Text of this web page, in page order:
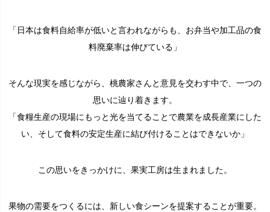
「日本は食料自給率が低いと言われながらも、お弁当や加工品の食
料廃棄率は伸びている」
そんな現実を感じながら、桃農家さんと意見を交わす中で、一つの
思いに辿り着きます。
「食糧生産の現場にもっと光を当てることで農業を成長産業にした
い、そして食料の安定生産に結び付けることはできないか」
この思いをきっかけに、果実工房は生まれました。
果物の需要をつくるには、新しい食シーンを提案することが重要。